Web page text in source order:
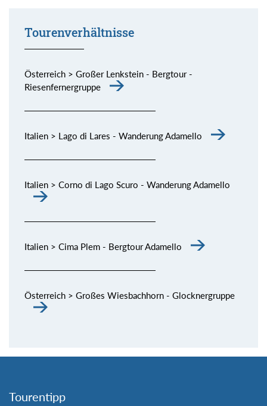
Tourenverhältnisse
Österreich > Großer Lenkstein - Bergtour -
Riesenfernergruppe
Italien > Lago di Lares - Wanderung Adamello
Italien > Corno di Lago Scuro - Wanderung Adamello
Italien > Cima Plem - Bergtour Adamello
Österreich > Großes Wiesbachhorn - Glocknergruppe
Tourentipp